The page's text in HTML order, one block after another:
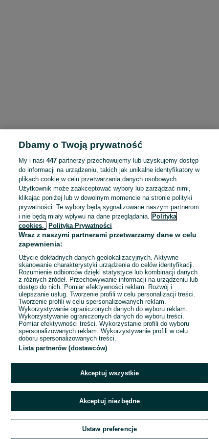
To ogłoszenie nie jest już dostępne
Przejdź na stronę główną
Dbamy o Twoją prywatność
My i nasi447 partnerzy przechowujemy lub uzyskujemy dostęp
do informacji na urządzeniu, takich jak unikalne identyfikatory w
plikach cookie w celu przetwarzania danych osobowych.
Użytkownik może zaakceptować wybory lub zarządzać nimi,
klikając poniżej lub w dowolnym momencie na stronie polityki
prywatności. Te wybory będą sygnalizowane naszym partnerom
i nie będą miały wpływu na dane przeglądania. Polityka
cookies,
Polityka Prywatności
Wraz z naszymi partnerami przetwarzamy dane w celu
zapewnienia:
Użycie dokładnych danych geolokalizacyjnych. Aktywne
skanowanie charakterystyki urządzenia do celów identyfikacji.
Rozumienie odbiorców dzięki statystyce lub kombinacji danych
z różnych źródeł. Przechowywanie informacji na urządzeniu lub
dostęp do nich. Pomiar efektywności reklam. Rozwój i
ulepszanie usług. Tworzenie profili w celu personalizacji treści.
Tworzenie profili w celu spersonalizowanych reklam.
Wykorzystywanie ograniczonych danych do wyboru reklam.
Wykorzystywanie ograniczonych danych do wyboru treści.
Pomiar efektywności treści. Wykorzystanie profili do wyboru
spersonalizowanych reklam. Wykorzystywanie profili w celu
doboru spersonalizowanych treści.
Lista partnerów (dostawców)
Akceptuj wszystkie
Akceptuj niezbędne
Ustaw preferencje